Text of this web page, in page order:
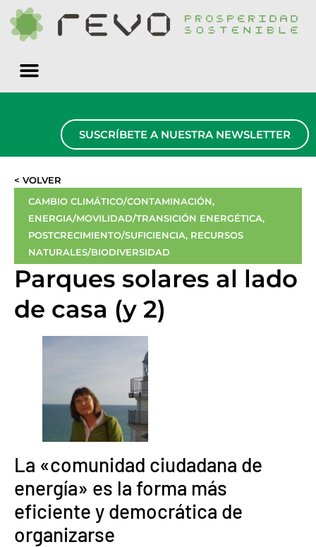
SUSCRÍBETE A NUESTRA NEWSLETTER
< VOLVER
CAMBIO CLIMÁTICO/CONTAMINACIÓN,
ENERGIA/MOVILIDAD/TRANSICIÓN ENERGÉTICA,
POSTCRECIMIENTO/SUFICIENCIA, RECURSOS
NATURALES/BIODIVERSIDAD
Parques solares al lado
de casa (y 2)
La «comunidad ciudadana de
energía» es la forma más
eficiente y democrática de
organizarse